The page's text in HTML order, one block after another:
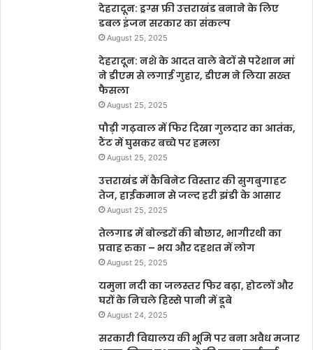
देहरादून: ड्रग्स फ्री उत्तराखंड बनाने के लिए
डबल इंजन सरकार का संकल्प
August 25, 2025
देहरादून: नशे के आदत वाले बेटों से परेशान मां
ने डीएम से लगाई गुहार, डीएम ने लिया सख्त
फैसला
August 25, 2025
पौड़ी गढ़वाल में फिर दिखा गुलदार का आतंक,
टैंट में घुसकर बच्चे पर हमला
August 25, 2025
उत्तराखंड में कैबिनेट विस्तार की सुगबुगाहट
तेज, हाईकमान से जल्द हरी झंडी के आसार
August 25, 2025
तेलगाड में बोल्डरों की बौछार, भागीरथी का
प्रवाह रुका – भय और दहशत में लोग
August 25, 2025
यमुना नदी का जलस्तर फिर बढ़ा, होटलों और
घरों के निचले हिस्से पानी में डूबे
August 24, 2025
सरकारी विद्यालय की भूमि पर बना अवैध मजार